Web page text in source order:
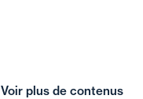
Voir plus de contenus